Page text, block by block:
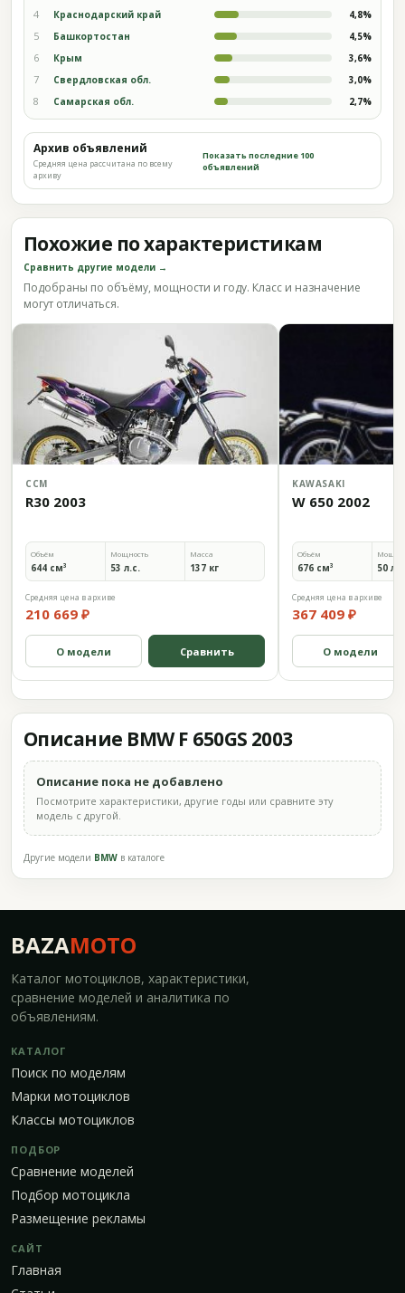
4 Краснодарский край 4,8%
5 Башкортостан 4,5%
6 Крым 3,6%
7 Свердловская обл. 3,0%
8 Самарская обл. 2,7%
Архив объявлений
Средняя цена рассчитана по всему
архиву
Показать последние 100
объявлений
Похожие по характеристикам
Сравнить другие модели →
Подобраны по объёму, мощности и году. Класс и назначение
могут отличаться.
CCM
R30 2003
Объём
644 см³
Мощность
53 л.с.
Масса
137 кг
Средняя цена в архиве
210 669 ₽
О модели Сравнить
KAWASAKI
W 650 2002
Объём
676 см³ 50
Средняя цена в архиве
367 409 ₽
О модели
Описание BMW F 650GS 2003
Описание пока не добавлено
Посмотрите характеристики, другие годы или сравните эту
модель с другой.
Другие модели BMW в каталоге
BAZAMOTO
Каталог мотоциклов, характеристики,
сравнение моделей и аналитика по
объявлениям.
КАТАЛОГ
Поиск по моделям
Марки мотоциклов
Классы мотоциклов
ПОДБОР
Сравнение моделей
Подбор мотоцикла
Размещение рекламы
САЙТ
Главная